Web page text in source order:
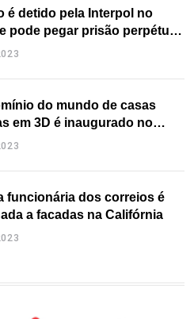
é detido pela Interpol no
pode pegar prisão perpétua
do mundo de casas
em 3D é inaugurado no
funcionária dos correios é
a facadas na Califórnia